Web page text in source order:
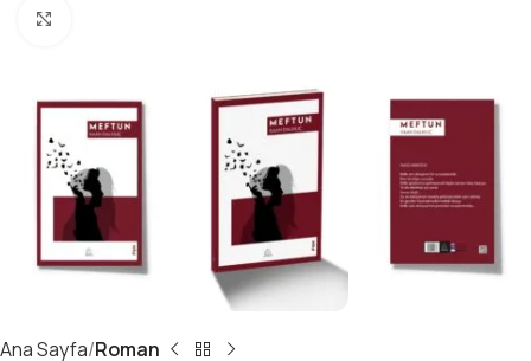
Ana Sayfa Roman